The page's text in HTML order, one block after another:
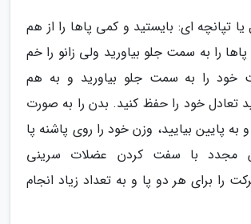
تپانچه ای: بایستید و کمی پاها را از هم
پاها را به سمت جلو بیاورید ولی زانو را خم
خود را به سمت جلو بیاورید و به هم
تعادل خود را حفظ کنید. بدن را به صورت
به پایین بیایید، وزن خود را روی پاشنه پا
مجدد با سفت کردن عضلات سرینی
را برای هر دو پا و به تعداد زیاد انجام